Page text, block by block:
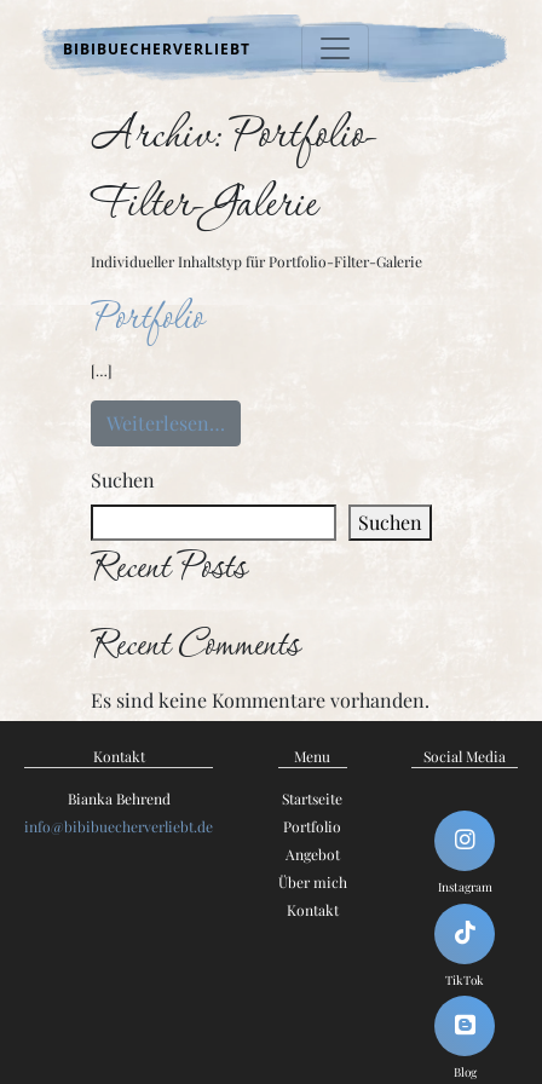
BIBIBUECHERVERLIEBT
Archiv:Portfolio-
Filter-Galerie
Individueller Inhaltstyp für Portfolio-Filter-Galerie
Portfolio
[…]
Weiterlesen…
Suchen
Suchen
Recent Posts
Recent Comments
Es sind keine Kommentare vorhanden.
Kontakt
Bianka Behrend
info@bibibuecherverliebt.de
Menu
Startseite
Portfolio
Angebot
Über mich
Kontakt
Social Media
Instagram
TikTok
Blog